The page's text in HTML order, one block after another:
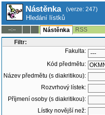
Nástěnka (verze: 247)
Hledání lístků
--:-- Nástěnka
RSS
Filtr:
Fakulta:
Kód předmětu:
Název předmětu (s diakritikou):
Rozvrhový lístek:
Příjmení osoby (s diakritikou):
Lístky novější než: